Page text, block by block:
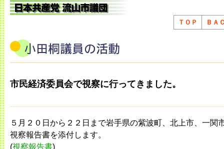
ＴＯＰ ＢＡ
市民経済委員会で視察に行ってきました。
５月２０日から２２日まで岩手県の紫波町、北上市、一関
視察報告書を添付します。
(視察報告書)